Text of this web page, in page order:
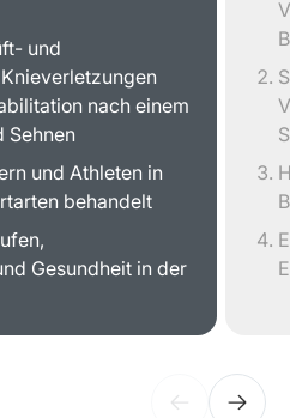
und
nach einem
Sehnen
und Athleten in
behandelt
Gesundheit in der